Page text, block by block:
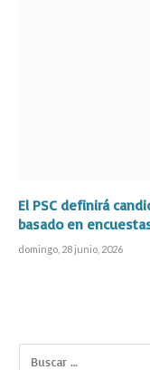
El PSC definirá
basado en
domingo, 28 junio, 2026